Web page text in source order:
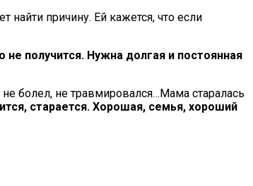
причину. Ей кажется, что если
получится. Нужна долгая и постоянная
болел, не травмировался…Мама старалась
старается. Хорошая, семья, хороший